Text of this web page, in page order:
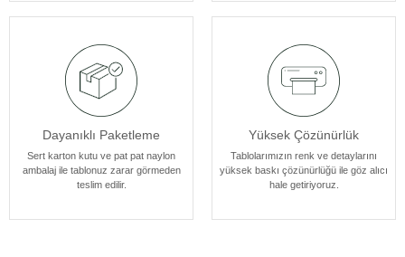
tasarlanmıştır.
Dayanıklı Paketleme
Sert karton kutu ve pat pat naylon
ambalaj ile tablonuz zarar görmeden
teslim edilir.
Yüksek Çözünürlük
Tablolarımızın renk ve detaylarını
yüksek baskı çözünürlüğü ile göz alıcı
hale getiriyoruz.